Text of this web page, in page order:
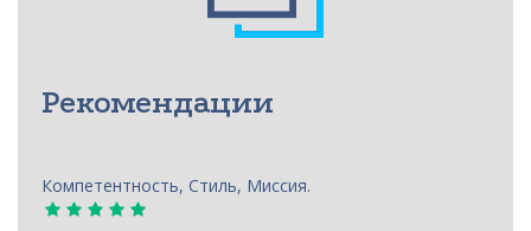
Рекомендации
Компетентность, Стиль, Миссия.